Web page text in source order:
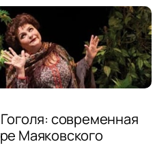
современная
Маяковского